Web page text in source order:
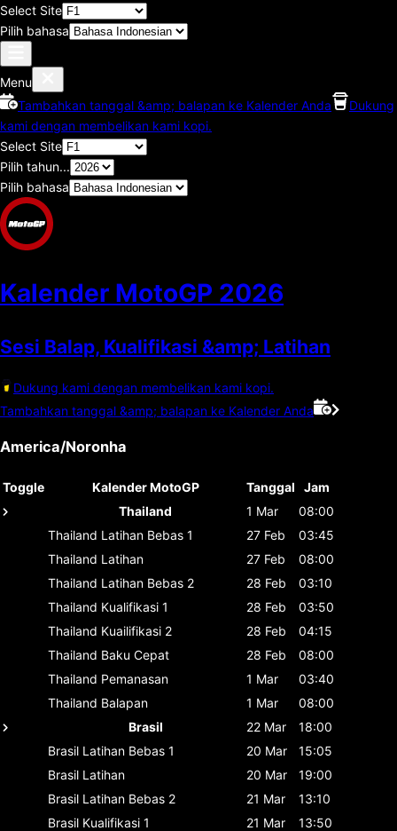
Select Site
Pilih bahasa
Menu
Tambahkan tanggal &amp; balapan ke Kalender Anda
Dukung
kami dengan membelikan kami kopi.
Select Site
Pilih tahun...
Pilih bahasa
Kalender MotoGP 2026
Sesi Balap, Kualifikasi &amp; Latihan
Dukung kami dengan membelikan kami kopi.
Tambahkan tanggal &amp; balapan ke Kalender Anda
America/Noronha
Toggle Kalender MotoGP Tanggal
Jam
Thailand
1 Mar
08:00
Thailand Latihan Bebas 1 27 Feb
03:45
Thailand Latihan 27 Feb
08:00
Thailand Latihan Bebas 2 28 Feb
03:10
Thailand Kualifikasi 1 28 Feb
03:50
Thailand Kuailifikasi 2 28 Feb
04:15
Thailand Baku Cepat 28 Feb
08:00
Thailand Pemanasan 1 Mar
03:40
Thailand Balapan 1 Mar
08:00
Brasil
22 Mar
18:00
Brasil Latihan Bebas 1 20 Mar
15:05
Brasil Latihan 20 Mar
19:00
Brasil Latihan Bebas 2 21 Mar
13:10
Brasil Kualifikasi 1 21 Mar
13:50